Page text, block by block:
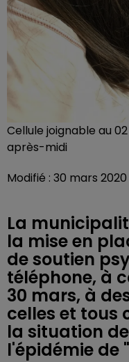
Cellule joignable au
après-midi
Modifié : 30 mars
La
la mise en
de soutien
téléphone, à
30 mars, à
celles et tous
la situation
l'épidémie de